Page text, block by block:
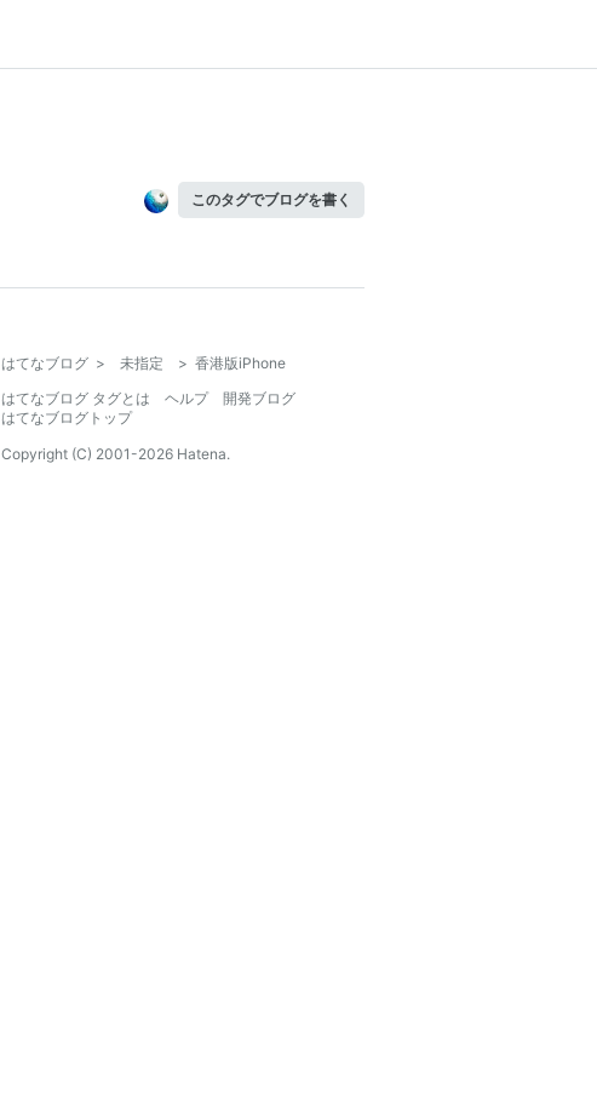
このタグでブログを書く
はてなブログ > 未指定 > 香港版iPhone
はてなブログ タグとは
ヘルプ
開発ブログ
はてなブログトップ
Copyright (C) 2001-2026 Hatena.